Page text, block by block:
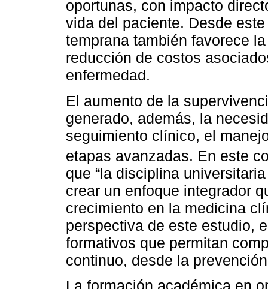
oportunas, con impacto
vida del paciente. Desde
temprana también favorece
reducción de costos
enfermedad.
El aumento de la
generado, además, la
seguimiento clínico, el
etapas avanzadas. En este
que “la disciplina
crear un enfoque integrador
crecimiento en la medicina
perspectiva de este estudio,
formativos que permitan
continuo, desde la
La formación académica en